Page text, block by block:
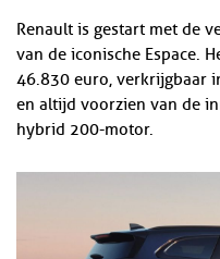
Renault is gestart met de
van de iconische Espace.
46.830 euro, verkrijgbaar
en altijd voorzien van de
hybrid 200-motor.